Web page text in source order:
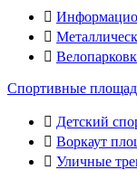
Спортивные
Детский
Воркаут
Уличные